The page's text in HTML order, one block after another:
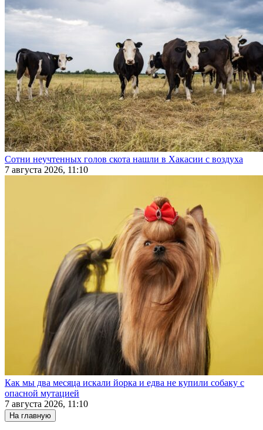
Сотни неучтенных голов скота нашли в Хакасии с воздуха
7 августа 2026, 11:10
Как мы два месяца искали йорка и едва не купили собаку с
опасной мутацией
7 августа 2026, 11:10
На главную